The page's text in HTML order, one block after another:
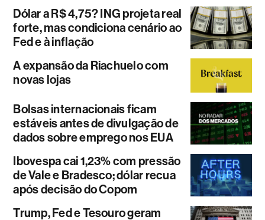
Dólar a R$ 4,75? ING projeta real
forte, mas condiciona cenário ao
Fed e à inflação
A expansão da Riachuelo com
novas lojas
Bolsas internacionais ficam
estáveis antes de divulgação de
dados sobre emprego nos EUA
Ibovespa cai 1,23% com pressão
de Vale e Bradesco; dólar recua
após decisão do Copom
Trump, Fed e Tesouro geram